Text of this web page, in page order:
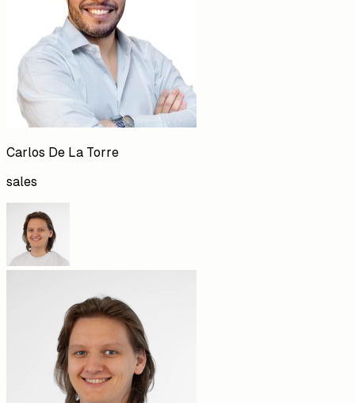
Carlos De La Torre
sales